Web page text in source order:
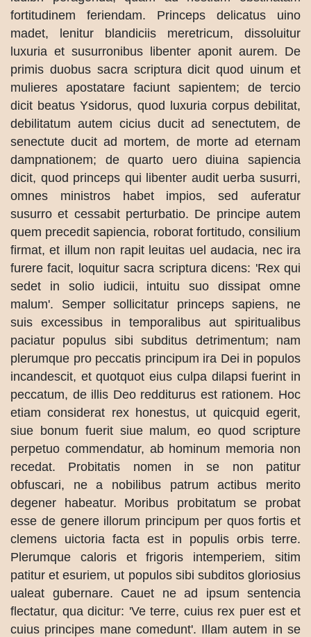
fortitudinem feriendam. Princeps delicatus uino
madet, lenitur blandiciis meretricum, dissoluitur
luxuria et susurronibus libenter aponit aurem. De
primis duobus sacra scriptura dicit quod uinum et
mulieres apostatare faciunt sapientem; de tercio
dicit beatus Ysidorus, quod luxuria corpus debilitat,
debilitatum autem cicius ducit ad senectutem, de
senectute ducit ad mortem, de morte ad eternam
dampnationem; de quarto uero diuina sapiencia
dicit, quod princeps qui libenter audit uerba susurri,
omnes ministros habet impios, sed auferatur
susurro et cessabit perturbatio. De principe autem
quem precedit sapiencia, roborat fortitudo, consilium
firmat, et illum non rapit leuitas uel audacia, nec ira
furere facit, loquitur sacra scriptura dicens: 'Rex qui
sedet in solio iudicii, intuitu suo dissipat omne
malum'. Semper sollicitatur princeps sapiens, ne
suis excessibus in temporalibus aut spiritualibus
paciatur populus sibi subditus detrimentum; nam
plerumque pro peccatis principum ira Dei in populos
incandescit, et quotquot eius culpa dilapsi fuerint in
peccatum, de illis Deo redditurus est rationem. Hoc
etiam considerat rex honestus, ut quicquid egerit,
siue bonum fuerit siue malum, eo quod scripture
perpetuo commendatur, ab hominum memoria non
recedat. Probitatis nomen in se non patitur
obfuscari, ne a nobilibus patrum actibus merito
degener habeatur. Moribus probitatum se probat
esse de genere illorum principum per quos fortis et
clemens uictoria facta est in populis orbis terre.
Plerumque caloris et frigoris intemperiem, sitim
patitur et esuriem, ut populos sibi subditos gloriosius
ualeat gubernare. Cauet ne ad ipsum sentencia
flectatur, qua dicitur: 'Ve terre, cuius rex puer est et
cuius principes mane comedunt'. Illam autem in se